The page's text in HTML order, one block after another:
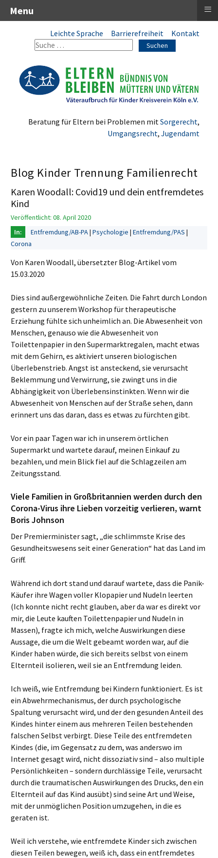
Leichte Sprache Barrierefreiheit Kontakt
Suchen
Beratung für Eltern bei Problemen mit Sorgerecht,
Umgangsrecht, Jugendamt
Blog Kinder Trennung Familienrecht
Karen Woodall: Covid19 und dein entfremdetes
Kind
Veröffentlicht: 08. April 2020
Entfremdung/AB-PA Psychologie Entfremdung/PAS
Corona
Von Karen Woodall, übersetzter Blog-Artikel vom
15.03.2020
Dies sind außergewöhnliche Zeiten. Die Fahrt durch London
gestern zu unserem Workshop für therapeutische
Erziehung fühlte sich unheimlich an. Die Abwesenheit von
Menschen, genauso wie die Abwesenheit von
Toilettenpapier in den Supermarktregalen, macht etwas
mit dem Gehirn, es aktiviert unseren biologischen
Überlebenstrieb. Angst ist ansteckend, sie verursacht
Beklemmung und Verwirrung, sie zwingt uns in die
Abhängigkeit von Überlebensinstinkten. Wenn wir die
Abwesenheit von Menschen auf der Straße sehen, dann
erinnert uns das daran, dass es etwas zu fürchten gibt.
Vor ein paar Tagen war ich in unserem örtlichen
Supermarkt und wartete darauf, meinen Einkauf zu
bezahlen, und mein Blick fiel auf die Schlagzeilen am
Zeitungsstand.
Viele Familien in Großbritannien werden durch den
Corona-Virus ihre Lieben vorzeitig verlieren, warnt
Boris Johnson
Der Premierminister sagt, „die schlimmste Krise des
Gesundheitswesens seit einer Generation“ hat das Land im
Griff.
Während ich dort stand und darauf wartete, dass die Panik-
Käufer ihre Wagen voller Klopapier und Nudeln leerten
(Ich konnte nicht recht glauben, aber da war es direkt vor
mir, die Leute kauften Toilettenpapier und Nudeln in
Massen), fragte ich mich, welche Auswirkungen diese
Aussage, die um die Welt gebeamt worden war, auf die
Kinder haben würde, die sich bereits selbst von einem
Elternteil isolieren, weil sie an Entfremdung leiden.
Ich weiß, wie Entfremdung bei Kindern funktioniert. Es ist
ein Abwehrmechanismus, der durch psychologische
Spaltung verursacht wird, und der den gesunden Anteil des
Kindes hinter einem aus mehreren Teilen bestehenden
falschen Selbst verbirgt. Diese Teile des entfremdeten
Kindes (die, im Gegensatz zu dem, was anderswo im
Internet gesagt wird, nicht dissoziativ sind – also multiple
Persönlichkeiten – sondern durchlässige Teile, verursacht
durch die traumatischen Auswirkungen des Drucks, den ein
Elternteil auf das Kind ausübt) sind seine Art und Weise,
mit der unmöglichen Position umzugehen, in die es
geraten ist.
Weil ich verstehe, wie entfremdete Kinder sich zwischen
diesen Teilen bewegen, weiß ich, dass ein entfremdetes
Menu ≡